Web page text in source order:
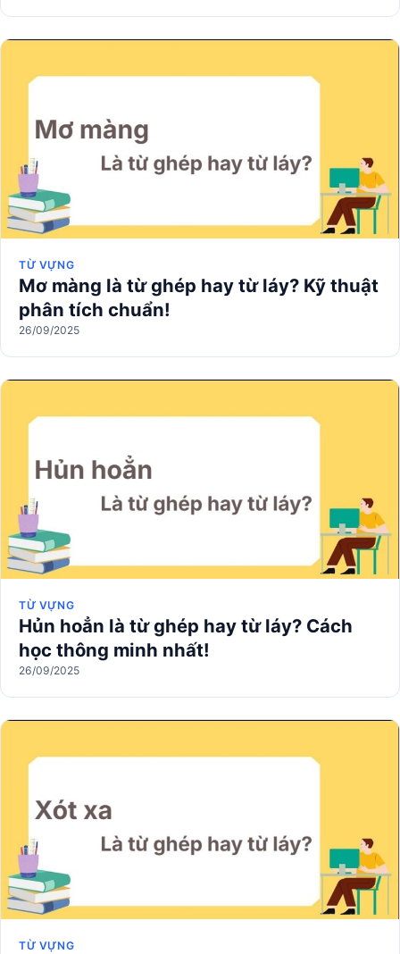
TỪ VỰNG
Mơ màng là từ ghép hay từ láy? Kỹ thuật
phân tích chuẩn!
26/09/2025
TỪ VỰNG
Hủn hoẳn là từ ghép hay từ láy? Cách
học thông minh nhất!
26/09/2025
TỪ VỰNG